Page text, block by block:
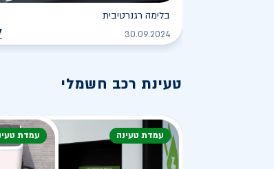
בלימה רגנרטיבית
30.09.2024
טעינת רכב חשמלי
עמדת טעינה עמדת